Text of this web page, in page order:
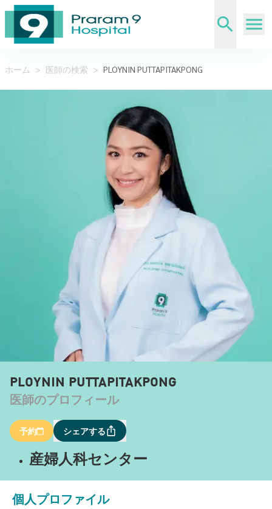
ホーム > 医師の検索 > PLOYNIN PUTTAPITAKPONG
PLOYNIN PUTTAPITAKPONG
医師のプロフィール
予約 シェアする
産婦人科センター
個人プロファイル